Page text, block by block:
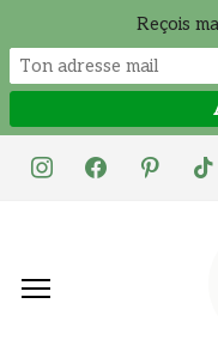
instagramfacebookpinterest
Reçois